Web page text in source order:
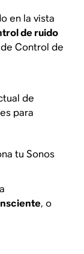
en la vista
de ruido
Control de
de
para
tu Sonos
, o